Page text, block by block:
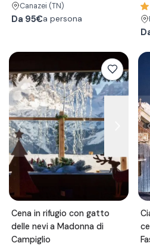
Canazei (TN)
Da 95€a persona
Cena in rifugio con gatto
delle nevi a Madonna di
Campiglio